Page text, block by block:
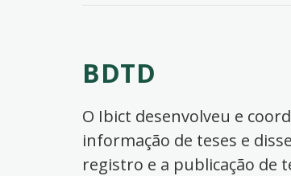
BDTD
O Ibict desenvolveu e
informação de teses e
registro e a publicação de